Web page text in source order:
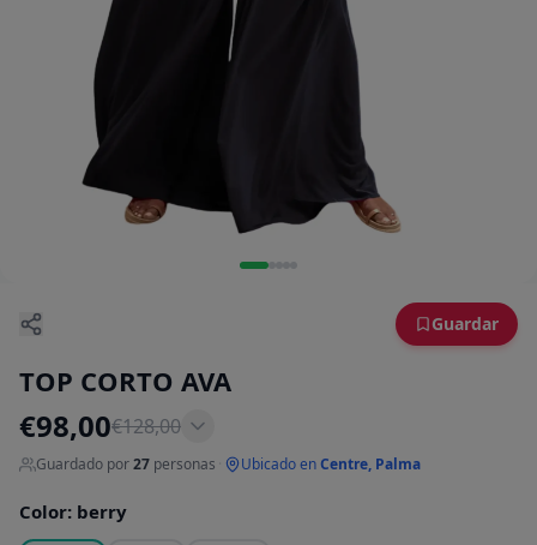
Guardar
TOP CORTO AVA
€98,00€128,00
Guardado por27 personas Ubicado enCentre, Palma
Color: berry